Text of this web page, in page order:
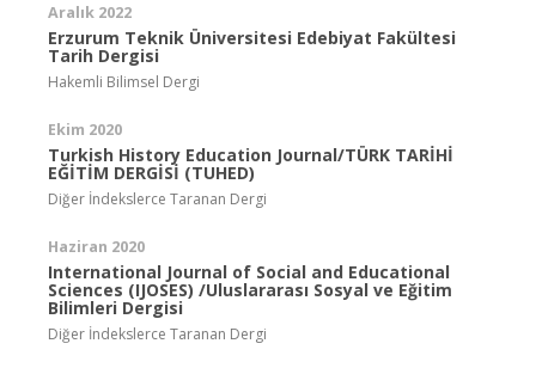
Aralık 2022
Erzurum Teknik Üniversitesi Edebiyat Fakültesi
Tarih Dergisi
Hakemli Bilimsel Dergi
Ekim 2020
Turkish History Education Journal/TÜRK TARİHİ
EĞİTİM DERGİSİ (TUHED)
Diğer İndekslerce Taranan Dergi
Haziran 2020
International Journal of Social and Educational
Sciences (IJOSES) /Uluslararası Sosyal ve Eğitim
Bilimleri Dergisi
Diğer İndekslerce Taranan Dergi